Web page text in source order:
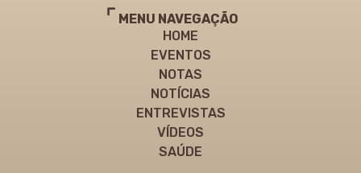
MENU NAVEGAÇÃO
HOME
EVENTOS
NOTAS
NOTÍCIAS
ENTREVISTAS
VÍDEOS
SAÚDE